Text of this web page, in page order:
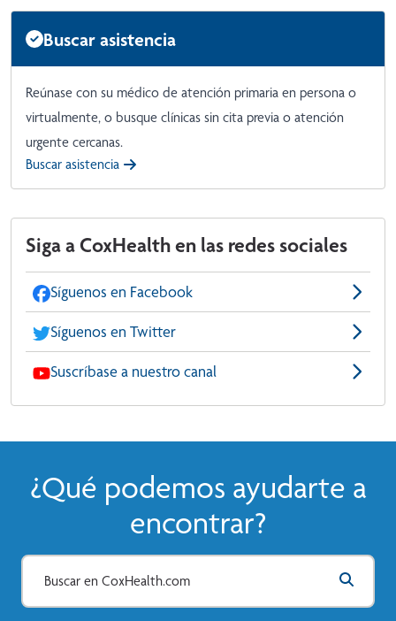
Buscar asistencia
Reúnase con su médico de atención primaria en persona o
virtualmente, o busque clínicas sin cita previa o atención
urgente cercanas.
Buscar asistencia
Siga a CoxHealth en las redes sociales
Síguenos en Facebook
Síguenos en Twitter
Suscríbase a nuestro canal
¿Qué podemos ayudarte a
encontrar?